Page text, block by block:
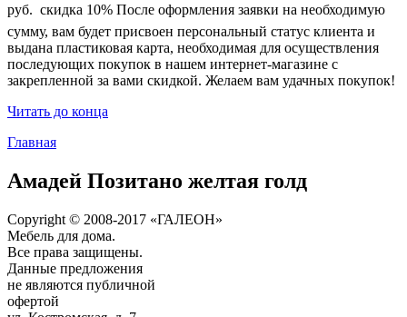
руб.  скидка 10% После оформления заявки на необходимую
сумму, вам будет присвоен персональный статус клиента и
выдана пластиковая карта, необходимая для осуществления
последующих покупок в нашем интернет-магазине с
закрепленной за вами скидкой. Желаем вам удачных покупок!
Читать до конца
Главная
Амадей Позитано желтая голд
Copyright © 2008-2017 «ГАЛЕОН»
Мебель для дома.
Все права защищены.
Данные предложения
не являются публичной
офертой